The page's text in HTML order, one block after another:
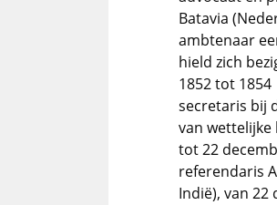
Batavia
ambtenaar
hield zich
1852 tot 1854
secretaris bij
van wettelijke
tot 22
referendaris
Indië), van